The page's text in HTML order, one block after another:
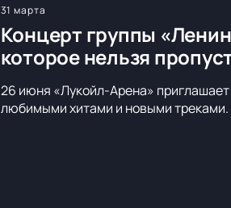
31 марта
Концерт группы
которое нельзя
26 июня «Лукойл-Арена»
любимыми хитами и новыми треками.